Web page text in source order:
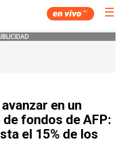
☰
en un
fondos de AFP:
el 15% de los